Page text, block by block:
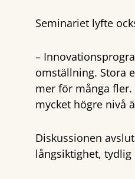
Seminariet lyfte
–
omställning. Stora
mer för många
mycket högre nivå
Diskussionen
långsiktighet,